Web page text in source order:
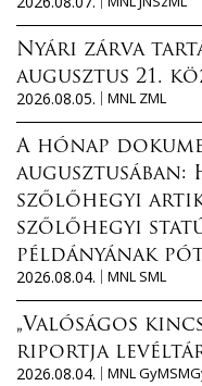
Nyári zárva
augusztus 21.
2026.08.05.
MNL ZML
A hónap
augusztusában:
szőlőhegyi
szőlőhegyi
példányának
2026.08.04.
MNL SML
„Valóságos
riportja
2026.08.04.
MNL